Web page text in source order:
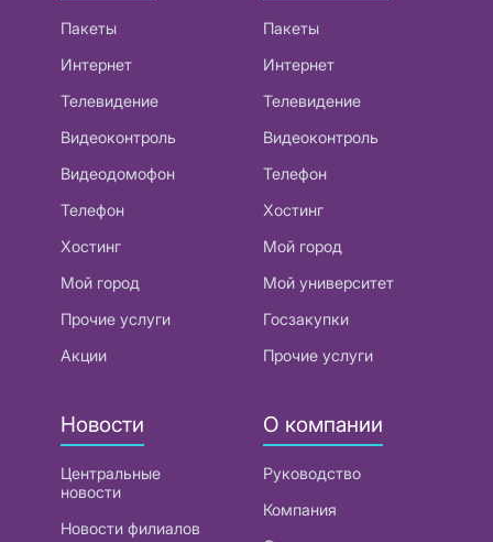
Пакеты
Интернет
Телевидение
Видеоконтроль
Видеодомофон
Телефон
Хостинг
Мой город
Прочие услуги
Акции
Пакеты
Интернет
Телевидение
Видеоконтроль
Телефон
Хостинг
Мой город
Мой университет
Госзакупки
Прочие услуги
Новости
Центральные
новости
Новости филиалов
О компании
Руководство
Компания